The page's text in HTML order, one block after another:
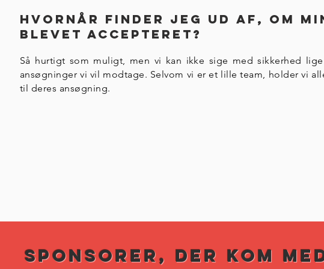
Hvornår finder jeg ud af, om
blevet accepteret?
Så hurtigt som muligt, men vi kan ikke sige med sikkerhed
ansøgninger vi vil modtage. Selvom vi er et lille team, holder vi
til deres ansøgning.
Sponsorer, der kom